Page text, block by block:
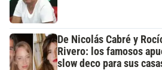
De Nicolás Cabré y
Rivero: los famosos
slow deco para sus